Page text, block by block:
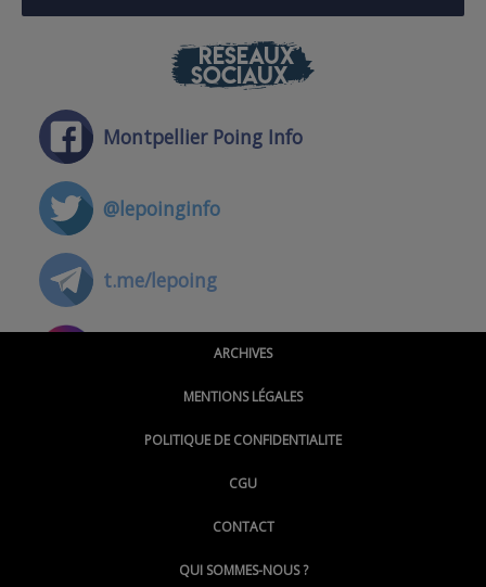
RÉSEAUX
SOCIAUX
Montpellier Poing Info
@lepoinginfo
t.me/lepoing
@montpellierpoinginfo
@LePoingMontpellier
ARCHIVES
MENTIONS LÉGALES
POLITIQUE DE CONFIDENTIALITE
CGU
CONTACT
QUI SOMMES-NOUS ?